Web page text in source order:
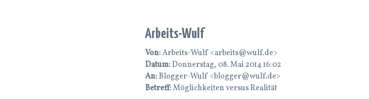
Arbeits-Wulf
Von:Arbeits-Wulf <arbeits@wulf.de>
Datum:Donnerstag, 08. Mai 2014 16:02
An:Blogger-Wulf <blogger@wulf.de>
Betreff:Möglichkeiten versus Realität